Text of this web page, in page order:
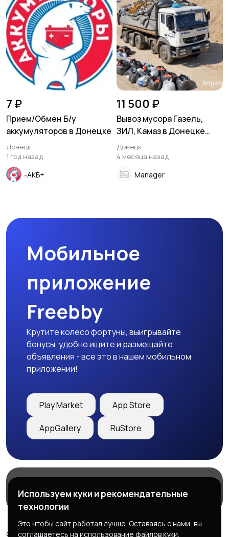
7 ₽
Прием/Обмен Б/у
аккумуляторов в Донецке
Донецк
1 год назад
-АКБ+
11 500 ₽
Вывоз мусора Газель,
ЗИЛ, Камаз в Донецке
Макеевке ДНР
Донецк
4 месяца назад
Manager
Мобильное
приложение
Freebby
Крутите колесо фортуны, выигрывайте
бонусы, удобно ищите и размещайте
объявления - все это в нашем мобильном
приложении!
Play Market App Store
AppGallery RuStore
Служба поддержки
© 2026 Freebby - Сервис бесплатных объявлений ДНР
Используем куки и рекомендательные
технологии
Это чтобы сайт работал лучше. Оставаясь с нами, вы
соглашаетесь на использование файлов куки.